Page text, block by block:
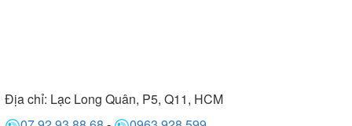
Địa chỉ: Lạc Long Quân, P5, Q11, HCM